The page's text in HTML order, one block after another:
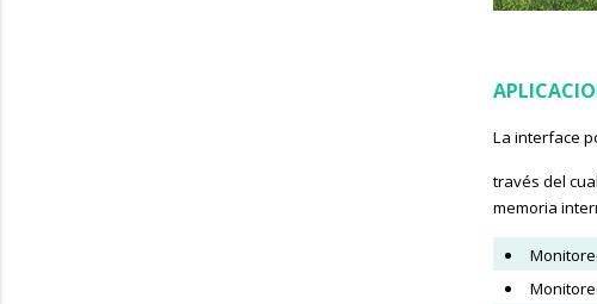
La interface
través del
memoria